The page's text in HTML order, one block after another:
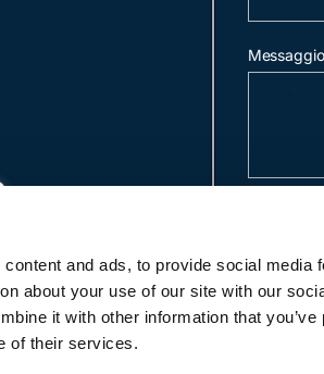
and ads, to provide social media
about your use of our site with our
it with other information that you’ve
of their services.
Messaggio